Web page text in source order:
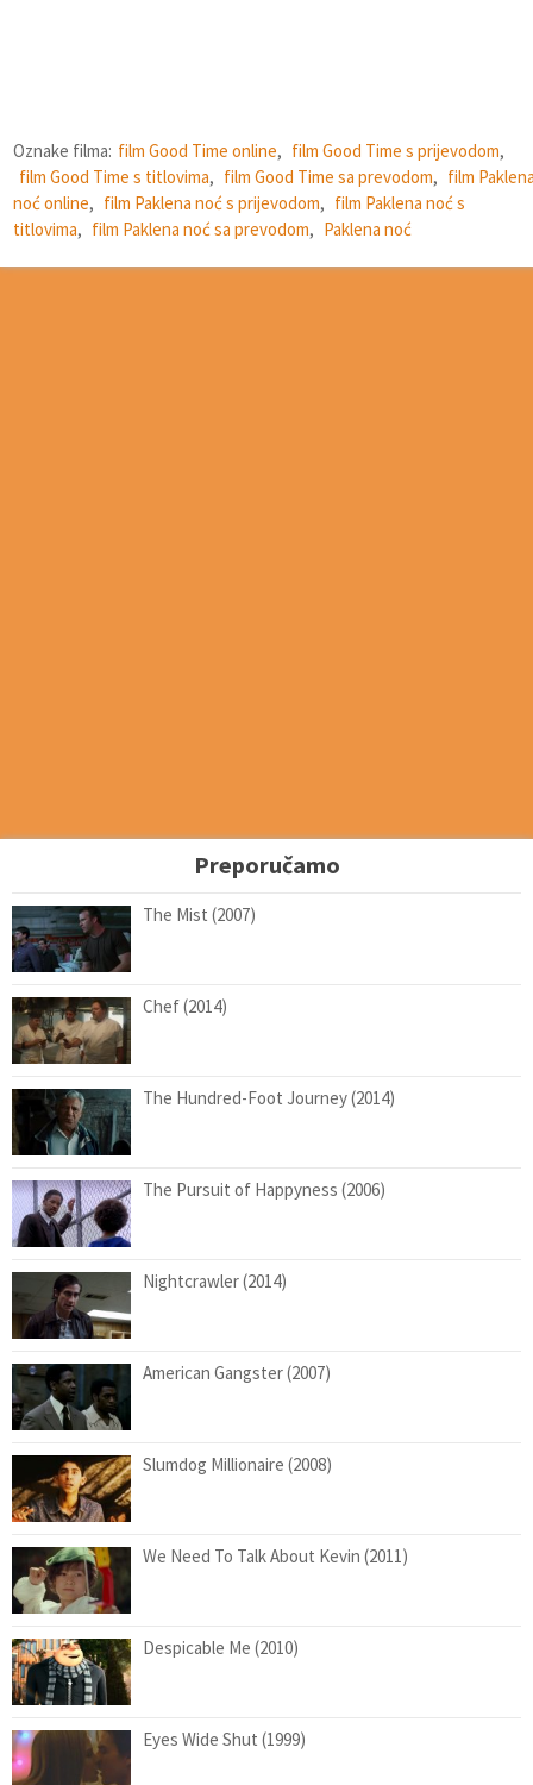
Oznake filma: film Good Time online, film Good Time s prijevodom,
film Good Time s titlovima, film Good Time sa prevodom, film
noć online, film Paklena noć s prijevodom, film Paklena noć s
titlovima, film Paklena noć sa prevodom, Paklena noć
Preporučamo
The Mist (2007)
Chef (2014)
The Hundred-Foot Journey (2014)
The Pursuit of Happyness (2006)
Nightcrawler (2014)
American Gangster (2007)
Slumdog Millionaire (2008)
We Need To Talk About Kevin (2011)
Despicable Me (2010)
Eyes Wide Shut (1999)